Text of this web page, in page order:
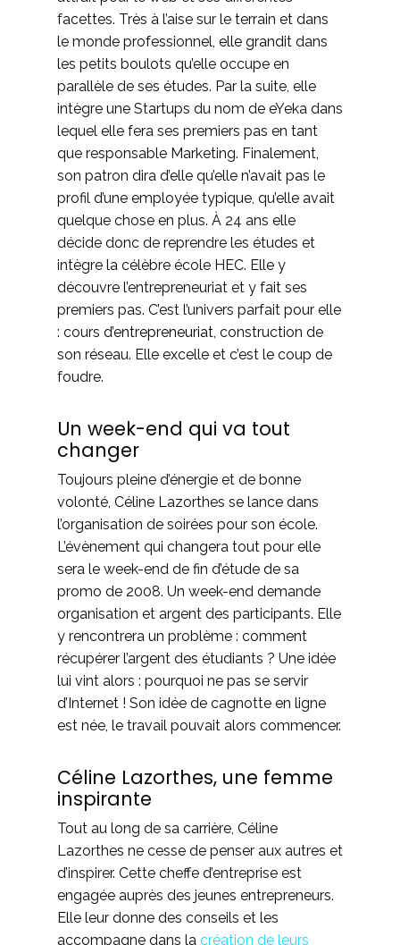
facettes. Très à l’aise sur le terrain et dans
le monde professionnel, elle grandit dans
les petits boulots qu’elle occupe en
parallèle de ses études. Par la suite, elle
intègre une Startups du nom de eYeka dans
lequel elle fera ses premiers pas en tant
que responsable Marketing. Finalement,
son patron dira d’elle qu’elle n’avait pas le
profil d’une employée typique, qu’elle avait
quelque chose en plus. À 24 ans elle
décide donc de reprendre les études et
intègre la célèbre école HEC. Elle y
découvre l’entrepreneuriat et y fait ses
premiers pas. C’est l’univers parfait pour elle
: cours d’entrepreneuriat, construction de
son réseau. Elle excelle et c’est le coup de
foudre.
Un week-end qui va tout
changer
Toujours pleine d’énergie et de bonne
volonté, Céline Lazorthes se lance dans
l’organisation de soirées pour son école.
L’évènement qui changera tout pour elle
sera le week-end de fin d’étude de sa
promo de 2008. Un week-end demande
organisation et argent des participants. Elle
y rencontrera un problème : comment
récupérer l’argent des étudiants ? Une idée
lui vint alors : pourquoi ne pas se servir
d’Internet ! Son idée de cagnotte en ligne
est née, le travail pouvait alors commencer.
Céline Lazorthes, une femme
inspirante
Tout au long de sa carrière, Céline
Lazorthes ne cesse de penser aux autres et
d’inspirer. Cette cheffe d’entreprise est
engagée auprès des jeunes entrepreneurs.
Elle leur donne des conseils et les
accompagne dans la création de leurs